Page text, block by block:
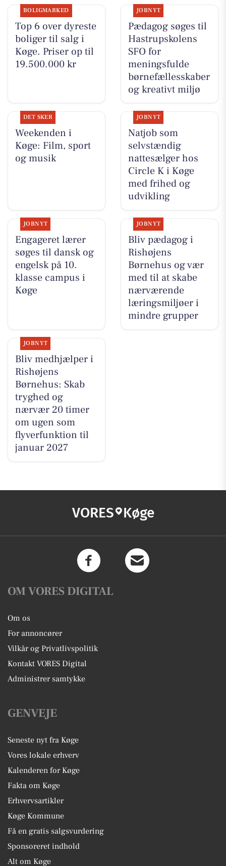
BOLIGMARKED
Top 6 over dyreste
boliger til salg i
Køge. Priser op til
19.500.000 kr
JOBNYT
Pædagog søges til
Hastrupskolens
SFO for
meningsfulde
børnefællesskaber
og kreativt miljø
DET SKER
Weekenden i
Køge: Film, sport
og musik
JOBNYT
Natjob som
selvstændig
nattesælger hos
Circle K i Køge
med frihed og
udvikling
JOBNYT
Engageret lærer
søges til dansk og
engelsk på 10.
klasse campus i
Køge
JOBNYT
Bliv pædagog i
Rishøjens
Børnehus og vær
med til at skabe
nærværende
læringsmiljøer i
mindre grupper
JOBNYT
Bliv medhjælper i
Rishøjens
Børnehus: Skab
tryghed og
nærvær 20 timer
om ugen som
flyverfunktion til
januar 2027
VORES Køge
OM VORES DIGITAL
Om os
For annoncører
Vilkår og Privatlivspolitik
Kontakt VORES Digital
Administrer samtykke
GENVEJE
Seneste nyt fra Køge
Vores lokale erhverv
Kalenderen for Køge
Fakta om Køge
Erhvervsartikler
Køge Kommune
Få en gratis salgsvurdering
Sponsoreret indhold
Alt om Køge